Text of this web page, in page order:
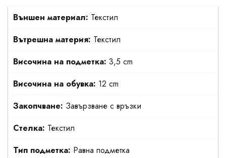
Външен материал: Текстил
Вътрешна материя: Текстил
Височина на подметка: 3,5 cm
Височина на обувка: 12 cm
Закопчване: Завързване с връзки
Стелка: Текстил
Тип подметка: Равна подметка